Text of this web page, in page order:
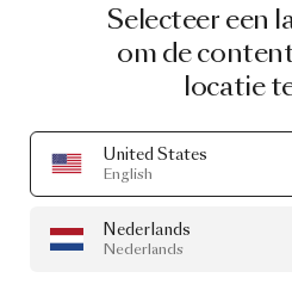
The
Selecteer een
om de
locatie
United States
English
Nederlands
Nederlands